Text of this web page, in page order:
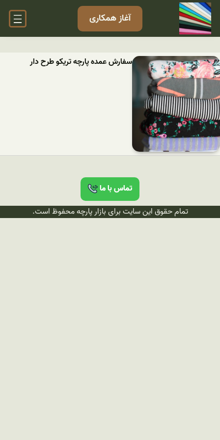
آغاز همکاری
سفارش عمده پارچه تریکو طرح دار
تماس با ما
تمام حقوق این سایت برای بازار پارچه محفوظ است.